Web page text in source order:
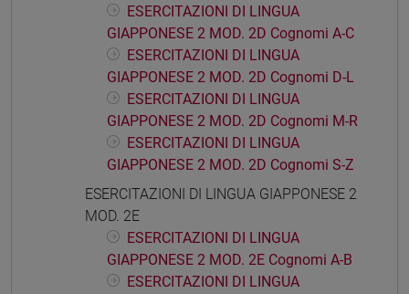
ESERCITAZIONI DI LINGUA
GIAPPONESE 2 MOD. 2D Cognomi A-C
ESERCITAZIONI DI LINGUA
GIAPPONESE 2 MOD. 2D Cognomi D-L
ESERCITAZIONI DI LINGUA
GIAPPONESE 2 MOD. 2D Cognomi M-R
ESERCITAZIONI DI LINGUA
GIAPPONESE 2 MOD. 2D Cognomi S-Z
ESERCITAZIONI DI LINGUA GIAPPONESE 2
MOD. 2E
ESERCITAZIONI DI LINGUA
GIAPPONESE 2 MOD. 2E Cognomi A-B
ESERCITAZIONI DI LINGUA